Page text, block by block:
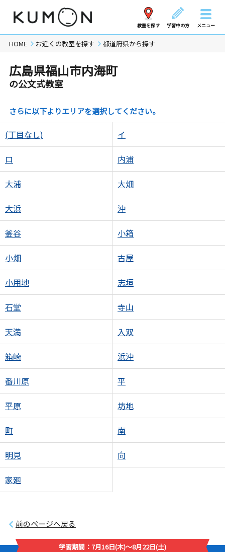
教室を探す 学習中の方 メニュー
HOME お近くの教室を探す 都道府県から探す
広島県福山市内海町
の公文式教室
さらに以下よりエリアを選択してください。
(丁目なし) イ
ロ 内浦
大浦 大畑
大浜 沖
釜谷 小箱
小畑 古屋
小用地 志垣
石堂 寺山
天満 入双
箱崎 浜沖
番川原 平
平原 坊地
町 南
明見 向
家廻
前のページへ戻る
学習期間：7月16日(木)～8月22日(土)